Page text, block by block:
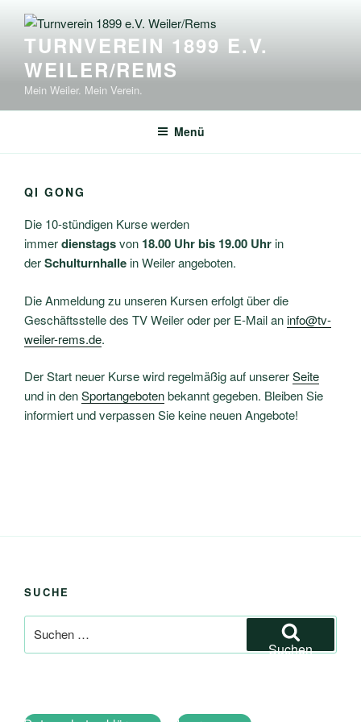
Inhalt
springenTURNVEREIN 1899 E.V.
WEILER/REMS
Mein Weiler. Mein Verein.
Menü
QI GONG
Die 10-stündigen Kurse werden
immerdienstagsvon 18.00 Uhr bis 19.00 Uhrin
derSchulturnhallein Weiler angeboten.
Die Anmeldung zu unseren Kursen erfolgt über die
Geschäftsstelle des TV Weiler oder per E-Mail aninfo@tv-
weiler-rems.de.
Der Start neuer Kurse wird regelmäßig auf unsererSeite
und in denSportangebotenbekannt gegeben. Bleiben Sie
informiert und verpassen Sie keine neuen Angebote!
SUCHE
nach:
Suchen